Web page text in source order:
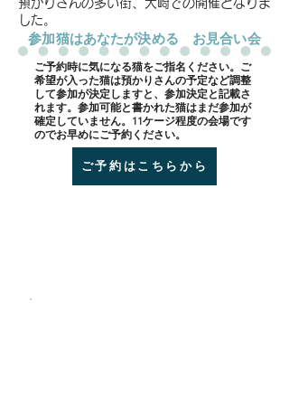
預かりさんの多い街、大崎での開催となりま
した。
​参加猫はあなたが決める お見合い会
​ご予約時に気になる猫をご指名ください。ご
希望が入った猫は預かりさんの予定など調整
して参加が決定しますと、参加決定と記載さ
れます。参加可能と書かれた猫はまだ参加が
確定していません。11ケージ程度の会場です
のでお早めにご予約ください。
ご予約はこちらから